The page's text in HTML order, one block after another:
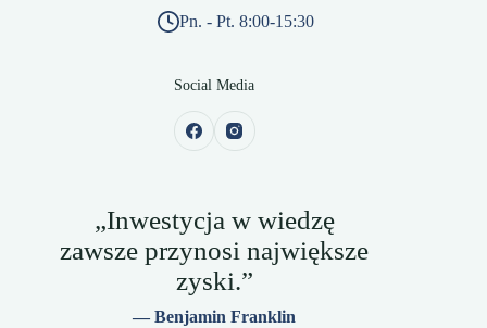
Pn. - Pt. 8:00-15:30
Social Media
„Inwestycja w wiedzę
zawsze przynosi największe
zyski.”
— Benjamin Franklin